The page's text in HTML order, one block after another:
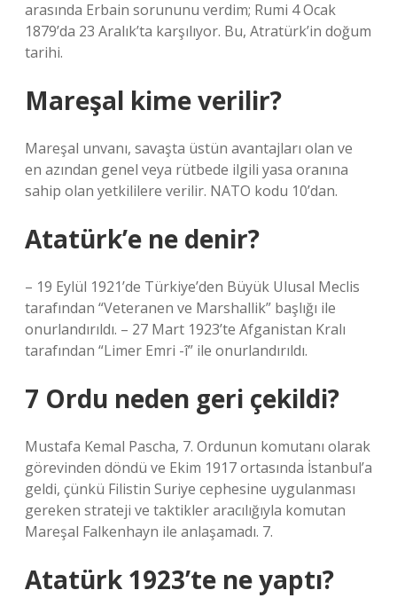
arasında Erbain sorununu verdim; Rumi 4 Ocak
1879’da 23 Aralık’ta karşılıyor. Bu, Atratürk’in doğum
tarihi.
Mareşal kime verilir?
Mareşal unvanı, savaşta üstün avantajları olan ve
en azından genel veya rütbede ilgili yasa oranına
sahip olan yetkililere verilir. NATO kodu 10’dan.
Atatürk’e ne denir?
– 19 Eylül 1921’de Türkiye’den Büyük Ulusal Meclis
tarafından “Veteranen ve Marshallik” başlığı ile
onurlandırıldı. – 27 Mart 1923’te Afganistan Kralı
tarafından “Limer Emri -î” ile onurlandırıldı.
7 Ordu neden geri çekildi?
Mustafa Kemal Pascha, 7. Ordunun komutanı olarak
görevinden döndü ve Ekim 1917 ortasında İstanbul’a
geldi, çünkü Filistin Suriye cephesine uygulanması
gereken strateji ve taktikler aracılığıyla komutan
Mareşal Falkenhayn ile anlaşamadı. 7.
Atatürk 1923’te ne yaptı?